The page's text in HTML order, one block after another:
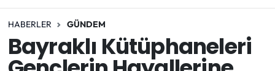
HABERLER GÜNDEM
Bayraklı Kütüphaneleri